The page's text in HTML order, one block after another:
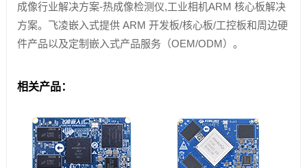
关于飞凌
天猫商城
技术论坛
成像行业解决方案-热成像检测仪,工业相机ARM 核心板解决
方案。飞凌嵌入式提供 ARM 开发板/核心板/工控板和周边硬
件产品以及定制嵌入式产品服务（OEM/ODM）。
相关产品：